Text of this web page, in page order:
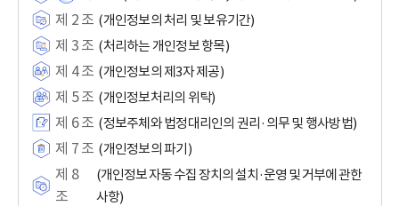
제 2 조 (개인정보의 처리 및 보유기간)
제 3 조 (처리하는 개인정보 항목)
제 4 조 (개인정보의 제3자 제공)
제 5 조 (개인정보처리의 위탁)
제 6 조 (정보주체와 법정대리인의 권리·의무 및 행사방법)
제 7 조 (개인정보의 파기)
제 8
조
(개인정보 자동 수집 장치의 설치·운영 및 거부에 관한
사항)